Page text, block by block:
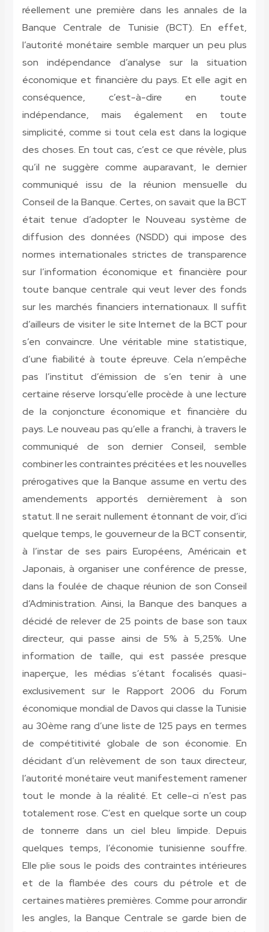
réellement une première dans les annales de la
Banque Centrale de Tunisie (BCT). En effet,
l’autorité monétaire semble marquer un peu plus
son indépendance d’analyse sur la situation
économique et financière du pays. Et elle agit en
conséquence, c’est-à-dire en toute
indépendance, mais également en toute
simplicité, comme si tout cela est dans la logique
des choses. En tout cas, c’est ce que révèle, plus
qu’il ne suggère comme auparavant, le dernier
communiqué issu de la réunion mensuelle du
Conseil de la Banque. Certes, on savait que la BCT
était tenue d’adopter le Nouveau système de
diffusion des données (NSDD) qui impose des
normes internationales strictes de transparence
sur l’information économique et financière pour
toute banque centrale qui veut lever des fonds
sur les marchés financiers internationaux. Il suffit
d’ailleurs de visiter le site Internet de la BCT pour
s’en convaincre. Une véritable mine statistique,
d’une fiabilité à toute épreuve. Cela n’empêche
pas l’institut d’émission de s’en tenir à une
certaine réserve lorsqu’elle procède à une lecture
de la conjoncture économique et financière du
pays. Le nouveau pas qu’elle a franchi, à travers le
communiqué de son dernier Conseil, semble
combiner les contraintes précitées et les nouvelles
prérogatives que la Banque assume en vertu des
amendements apportés dernièrement à son
statut. Il ne serait nullement étonnant de voir, d’ici
quelque temps, le gouverneur de la BCT consentir,
à l’instar de ses pairs Européens, Américain et
Japonais, à organiser une conférence de presse,
dans la foulée de chaque réunion de son Conseil
d’Administration. Ainsi, la Banque des banques a
décidé de relever de 25 points de base son taux
directeur, qui passe ainsi de 5% à 5,25%. Une
information de taille, qui est passée presque
inaperçue, les médias s’étant focalisés quasi-
exclusivement sur le Rapport 2006 du Forum
économique mondial de Davos qui classe la Tunisie
au 30ème rang d’une liste de 125 pays en termes
de compétitivité globale de son économie. En
décidant d’un relèvement de son taux directeur,
l’autorité monétaire veut manifestement ramener
tout le monde à la réalité. Et celle-ci n’est pas
totalement rose. C’est en quelque sorte un coup
de tonnerre dans un ciel bleu limpide. Depuis
quelques temps, l’économie tunisienne souffre.
Elle plie sous le poids des contraintes intérieures
et de la flambée des cours du pétrole et de
certaines matières premières. Comme pour arrondir
les angles, la Banque Centrale se garde bien de